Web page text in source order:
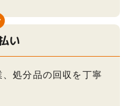
い
処分品の回収を丁寧